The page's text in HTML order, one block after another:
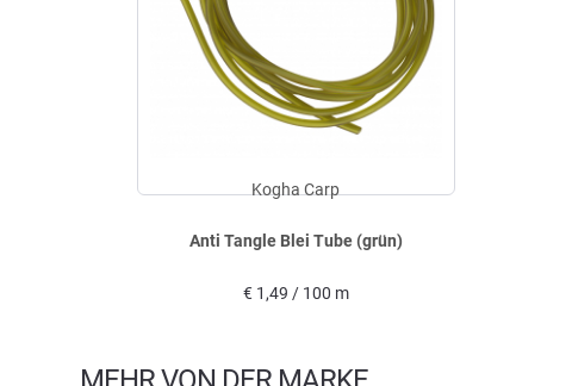
Anti Tangle Blei Tube (grün)
Kogha Carp
€ 1,49 / 100 m